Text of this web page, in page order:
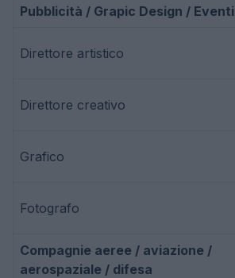
Pubblicità / Grapic Design / Eventi
Direttore artistico
Direttore creativo
Grafico
Fotografo
Compagnie aeree / aviazione /
aerospaziale / difesa